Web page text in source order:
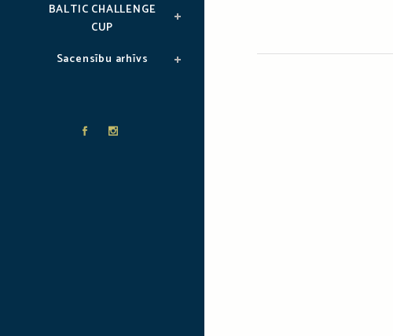
BALTIC CHALLENGE
CUP
Sacensību arhīvs